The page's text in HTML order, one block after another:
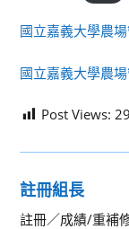
國立嘉義大學農
國立嘉義大學農
Post Views:
註冊組長
註冊／成績/重補